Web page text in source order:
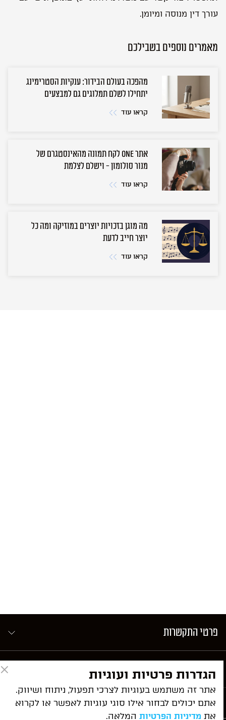
עורך דין מנוסה ומיומן.
מאמרים נוספים בשבילכם
מהפכה בעולם הבידור: ענקיות הסטרימינג
יתחילו לשלם תמלוגים גם למבצעים
קראו עוד
אתר ONE לקח תמונה מהאינסטגרם של
מנור סולומון - וישלם לצלמת
קראו עוד
מה מוגן בזכויות יוצרים במוזיקה ומה כל
יוצר חייב לדעת
קראו עוד
פרטי התקשרות
ניווט מהיר
שירותי המשרד
הגדרות פרטיות ועוגיות
אתר זה משתמש בעוגיות לצרכי תפעול, ניתוח ושיווק.
אתם יכולים לבחור אילו סוגי עוגיות לאפשר או לקרוא
אתמדיניות הפרטיותהמלאה.